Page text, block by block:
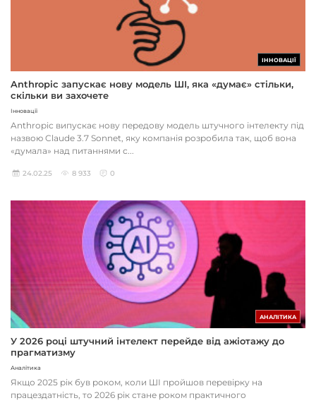
ІННОВАЦІЇ
Anthropic запускає нову модель ШІ, яка «думає» стільки,
скільки ви захочете
Інновації
Anthropic випускає нову передову модель штучного інтелекту під
назвою Claude 3.7 Sonnet, яку компанія розробила так, щоб вона
«думала» над питаннями с...
24.02.25 8 933 0
АНАЛІТИКА
У 2026 році штучний інтелект перейде від ажіотажу до
прагматизму
Аналітика
Якщо 2025 рік був роком, коли ШІ пройшов перевірку на
працездатність, то 2026 рік стане роком практичного